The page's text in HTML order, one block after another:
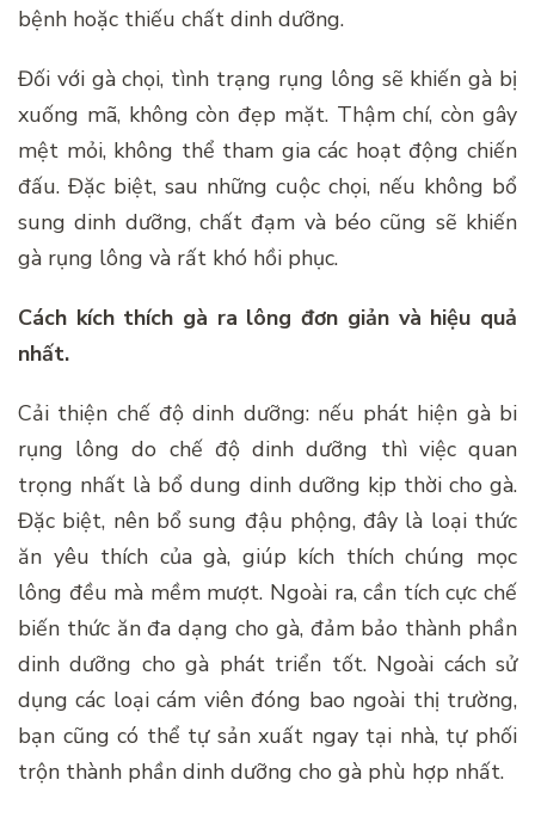
bệnh hoặc thiếu chất dinh dưỡng.
Đối với gà chọi, tình trạng rụng lông sẽ khiến gà bị
xuống mã, không còn đẹp mặt. Thậm chí, còn gây
mệt mỏi, không thể tham gia các hoạt động chiến
đấu. Đặc biệt, sau những cuộc chọi, nếu không bổ
sung dinh dưỡng, chất đạm và béo cũng sẽ khiến
gà rụng lông và rất khó hồi phục.
Cách kích thích gà ra lông đơn giản và hiệu quả
nhất.
Cải thiện chế độ dinh dưỡng: nếu phát hiện gà bi
rụng lông do chế độ dinh dưỡng thì việc quan
trọng nhất là bổ dung dinh dưỡng kịp thời cho gà.
Đặc biệt, nên bổ sung đậu phộng, đây là loại thức
ăn yêu thích của gà, giúp kích thích chúng mọc
lông đều mà mềm mượt. Ngoài ra, cần tích cực chế
biến thức ăn đa dạng cho gà, đảm bảo thành phần
dinh dưỡng cho gà phát triển tốt. Ngoài cách sử
dụng các loại cám viên đóng bao ngoài thị trường,
bạn cũng có thể tự sản xuất ngay tại nhà, tự phối
trộn thành phần dinh dưỡng cho gà phù hợp nhất.